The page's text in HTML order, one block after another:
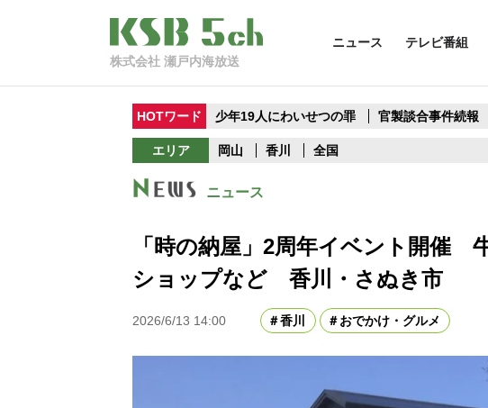
株式会社 瀬戸内海放送
ニュース テレビ番組
HOTワード 少年19人にわいせつの罪 官製談合事件続報
エリア 岡山 香川 全国
ニュース
「時の納屋」2周年イベント開催
ショップなど 香川・さぬき市
2026/6/13 14:00 香川 おでかけ・グルメ